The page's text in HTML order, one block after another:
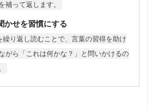
補って返します。
かせを習慣にする
繰り返し読むことで、言葉の習得を助け
がら「これは何かな？」と問いかけるの